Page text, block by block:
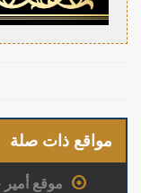
مواقع ذات صلة
موقع أمير